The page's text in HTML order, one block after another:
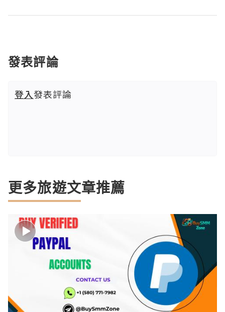
發表評論
登入發表評論
更多旅遊文章推薦